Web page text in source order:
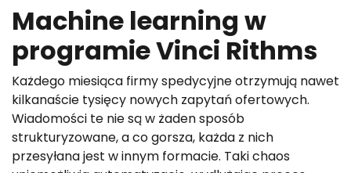
Machine learning w
programie Vinci Rithms
Każdego miesiąca firmy spedycyjne otrzymują nawet
kilkanaście tysięcy nowych zapytań ofertowych.
Wiadomości te nie są w żaden sposób
strukturyzowane, a co gorsza, każda z nich
przesyłana jest w innym formacie. Taki chaos